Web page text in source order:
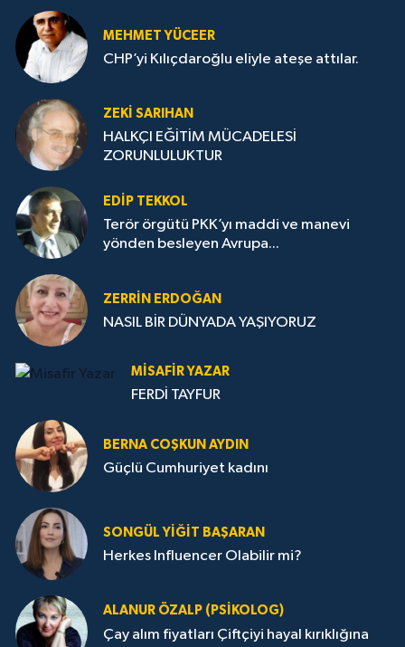
MEHMET YÜCEER
CHP’yi Kılıçdaroğlu eliyle ateşe attılar.
ZEKI SARIHAN
HALKÇI EĞİTİM MÜCADELESİ
ZORUNLULUKTUR
EDIP TEKKOL
Terör örgütü PKK’yı maddi ve manevi
yönden besleyen Avrupa...
ZERRIN ERDOĞAN
NASIL BİR DÜNYADA YAŞIYORUZ
MISAFIR YAZAR
FERDİ TAYFUR
BERNA COŞKUN AYDIN
Güçlü Cumhuriyet kadını
SONGÜL YIĞIT BAŞARAN
Herkes Influencer Olabilir mi?
ALANUR ÖZALP (PSIKOLOG)
Çay alım fiyatları Çiftçiyi hayal kırıklığına